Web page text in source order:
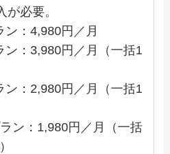
が必要。
ン：4,980円／月
ン：3,980円／月（一括1
ン：2,980円／月（一括1
ン：1,980円／月（一括